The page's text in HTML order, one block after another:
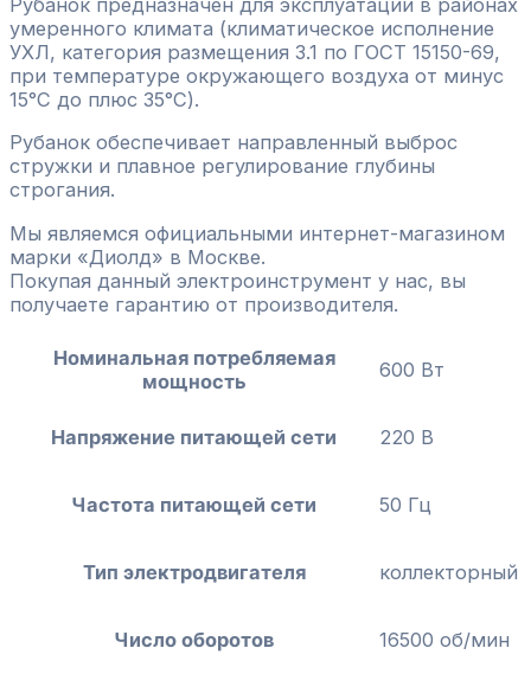
умеренного климата (климатическое исполнение
УХЛ, категория размещения 3.1 по ГОСТ 15150-69,
при температуре окружающего воздуха от минус
15°С до плюс 35°С).
Рубанок обеспечивает направленный выброс
стружки и плавное регулирование глубины
строгания.
Мы являемся официальными интернет-магазином
марки «Диолд» в Москве.
Покупая данный электроинструмент у нас, вы
получаете гарантию от производителя.
Номинальная потребляемая
мощность
600 Вт
Напряжение питающей сети 220 В
Частота питающей сети 50 Гц
Тип электродвигателя коллекторный
Число оборотов 16500 об/мин